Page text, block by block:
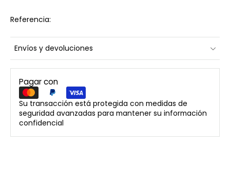
Referencia:
Envíos y devoluciones
Pagar con
Su transacción está protegida con medidas de
seguridad avanzadas para mantener su información
confidencial